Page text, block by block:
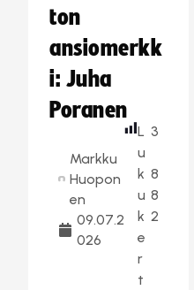
ton
ansiomerkk
i: Juha
Poranen
Markku
Huopon
en
09.07.2
026
L
u
k
u
k
e
r
t
3
8
8
2